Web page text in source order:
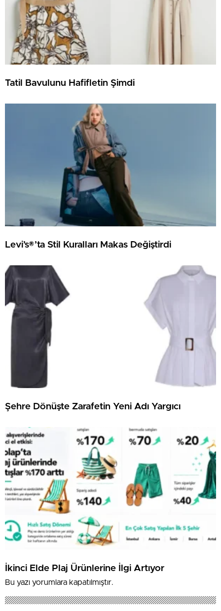
Tatil Bavulunu Hafifletin Şimdi
Levi’s®’ta Stil Kuralları Makas Değiştirdi
Şehre Dönüşte Zarafetin Yeni Adı Yargıcı
İkinci Elde Plaj Ürünlerine İlgi Artıyor
Bu yazı yorumlara kapatılmıştır.